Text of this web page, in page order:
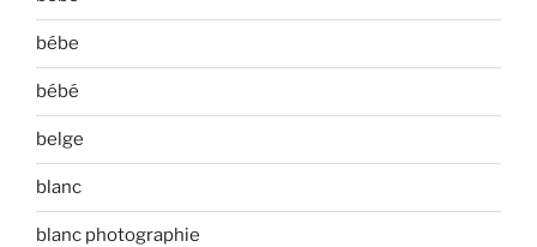
bébe
bébé
belge
blanc
blanc photographie